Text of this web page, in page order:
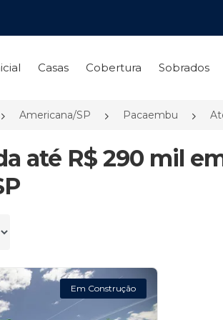
Casas Cobertura Sobrados
Americana/SP Pacaembu
até R$ 290 mil
Em Construção